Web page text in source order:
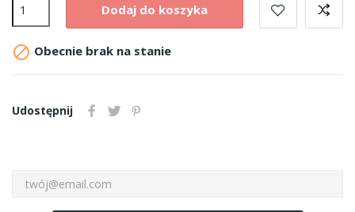
Dodaj do koszyka
 Obecnie brak na stanie
Udostępnij